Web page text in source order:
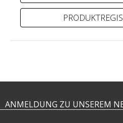
ANMELDUNG ZU UNSEREM